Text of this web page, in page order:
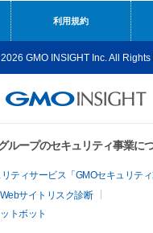
利用規約
GMO INSIGHT Inc. All Rights
ループのセキュリティ事業に
ティサービス「GMOセキュリティ
Webサイトリスク診断
トボット